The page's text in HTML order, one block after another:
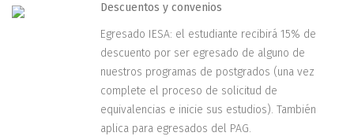
Descuentos y convenios
Egresado IESA: el estudiante recibirá 15% de
descuento por ser egresado de alguno de
nuestros programas de postgrados (una vez
complete el proceso de solicitud de
equivalencias e inicie sus estudios). También
aplica para egresados del PAG.